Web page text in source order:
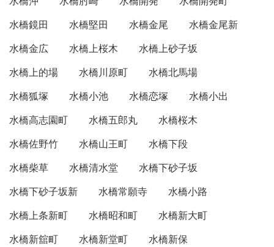
水橋鏡田
水橋堅田 水橋金尾
水橋金尾新
水橋金広
水橋上桜木
水橋上砂子坂
水橋上的場
水橋川原町
水橋北馬場
水橋狐塚
水橋小池 水橋恋塚
水橋小出
水橋高志園町
水橋五郎丸
水橋桜木
水橋佐野竹
水橋山王町
水橋下段
水橋柴草
水橋清水堂
水橋下砂子坂
水橋下砂子坂新
水橋常願寺
水橋小路
水橋上条新町
水橋昭和町
水橋新大町
水橋新舘町
水橋新堂町
水橋新保